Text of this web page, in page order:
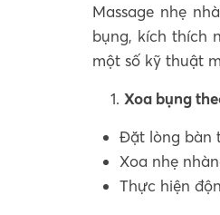
Massage nhẹ
bụng, kích thích
một số kỹ thuật
Xoa bụng
Đặt lòng bàn
Xoa nhẹ
Thực hiện